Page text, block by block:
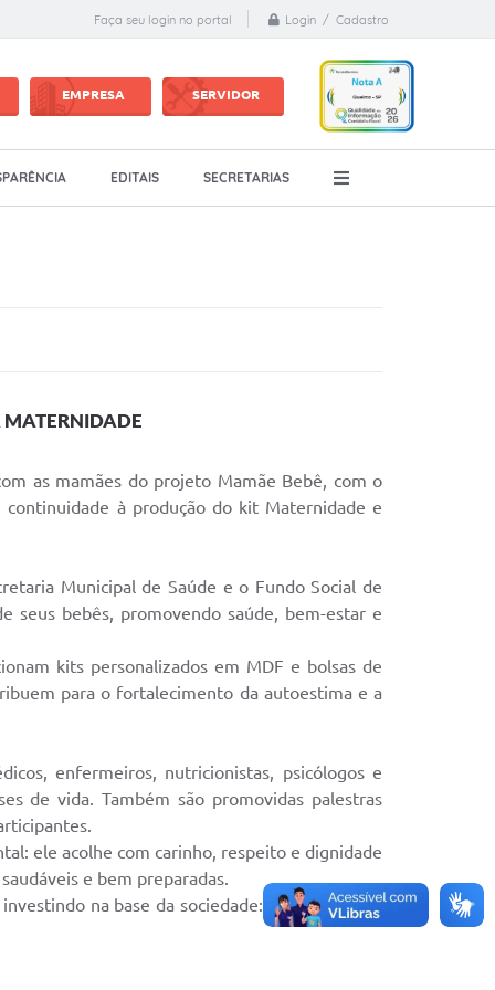
Faça seu login no portal Login / Cadastro
EMPRESA SERVIDOR
EDITAIS SECRETARIAS
MATERNIDADE
as mamães do projeto Mamãe Bebê, com o
continuidade à produção do kit Maternidade e
Municipal de Saúde e o Fundo Social de
seus bebês, promovendo saúde, bem-estar e
kits personalizados em MDF e bolsas de
para o fortalecimento da autoestima e a
enfermeiros, nutricionistas, psicólogos e
de vida. Também são promovidas palestras
ele acolhe com carinho, respeito e dignidade
e bem preparadas.
na base da sociedade: a maternidade